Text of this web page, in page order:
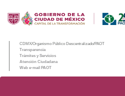
CDMX/Organismo Público Descentralizado/PAOT
Transparencia
Trámites y Servicios
Atención Ciudadana
Web e-mail PAOT